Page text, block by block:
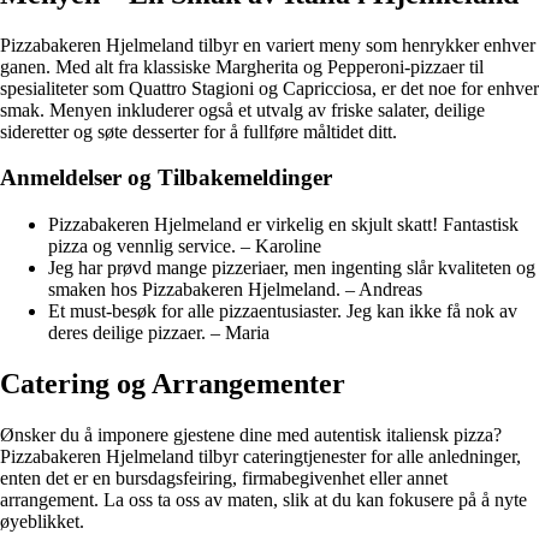
Pizzabakeren Hjelmeland tilbyr en variert meny som henrykker enhver
ganen. Med alt fra klassiske Margherita og Pepperoni-pizzaer til
spesialiteter som Quattro Stagioni og Capricciosa, er det noe for enhver
smak. Menyen inkluderer også et utvalg av friske salater, deilige
sideretter og søte desserter for å fullføre måltidet ditt.
Anmeldelser og Tilbakemeldinger
Pizzabakeren Hjelmeland er virkelig en skjult skatt! Fantastisk
pizza og vennlig service. – Karoline
Jeg har prøvd mange pizzeriaer, men ingenting slår kvaliteten og
smaken hos Pizzabakeren Hjelmeland. – Andreas
Et must-besøk for alle pizzaentusiaster. Jeg kan ikke få nok av
deres deilige pizzaer. – Maria
Catering og Arrangementer
Ønsker du å imponere gjestene dine med autentisk italiensk pizza?
Pizzabakeren Hjelmeland tilbyr cateringtjenester for alle anledninger,
enten det er en bursdagsfeiring, firmabegivenhet eller annet
arrangement. La oss ta oss av maten, slik at du kan fokusere på å nyte
øyeblikket.